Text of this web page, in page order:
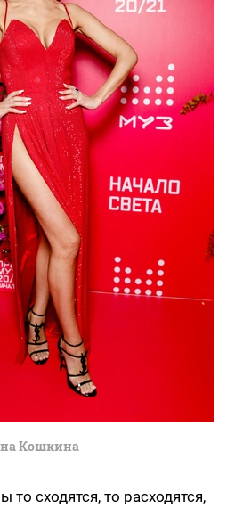
Кошкина
то сходятся, то расходятся,